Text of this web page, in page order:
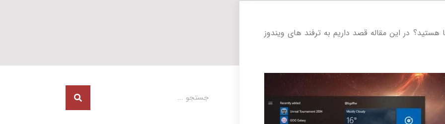
ترفندهای کار با ویندوز 10 آشنا هستید؟ در این مقاله قصد داریم به ترفند های ویندوز